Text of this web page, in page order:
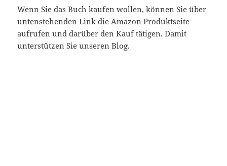
Wenn Sie das Buch kaufen wollen, können Sie über
untenstehenden Link die Amazon Produktseite
aufrufen und darüber den Kauf tätigen. Damit
unterstützen Sie unseren Blog.